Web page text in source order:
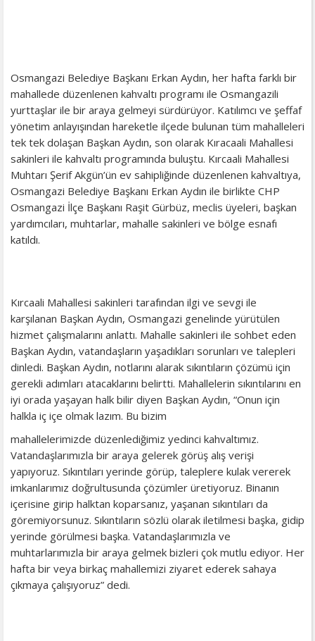
Osmangazi Belediye Başkanı Erkan Aydın, her hafta farklı bir
mahallede düzenlenen kahvaltı programı ile Osmangazili
yurttaşlar ile bir araya gelmeyi sürdürüyor. Katılımcı ve şeffaf
yönetim anlayışından hareketle ilçede bulunan tüm mahalleleri
tek tek dolaşan Başkan Aydın, son olarak Kıracaali Mahallesi
sakinleri ile kahvaltı programında buluştu. Kırcaali Mahallesi
Muhtarı Şerif Akgün’ün ev sahipliğinde düzenlenen kahvaltıya,
Osmangazi Belediye Başkanı Erkan Aydın ile birlikte CHP
Osmangazi İlçe Başkanı Raşit Gürbüz, meclis üyeleri, başkan
yardımcıları, muhtarlar, mahalle sakinleri ve bölge esnafı
katıldı.
Kırcaali Mahallesi sakinleri tarafından ilgi ve sevgi ile
karşılanan Başkan Aydın, Osmangazi genelinde yürütülen
hizmet çalışmalarını anlattı. Mahalle sakinleri ile sohbet eden
Başkan Aydın, vatandaşların yaşadıkları sorunları ve talepleri
dinledi. Başkan Aydın, notlarını alarak sıkıntıların çözümü için
gerekli adımları atacaklarını belirtti. Mahallelerin sıkıntılarını en
iyi orada yaşayan halk bilir diyen Başkan Aydın, “Onun için
halkla iç içe olmak lazım. Bu bizim
mahallelerimizde düzenlediğimiz yedinci kahvaltımız.
Vatandaşlarımızla bir araya gelerek görüş alış verişi
yapıyoruz. Sıkıntıları yerinde görüp, taleplere kulak vererek
imkanlarımız doğrultusunda çözümler üretiyoruz. Binanın
içerisine girip halktan koparsanız, yaşanan sıkıntıları da
göremiyorsunuz. Sıkıntıların sözlü olarak iletilmesi başka, gidip
yerinde görülmesi başka. Vatandaşlarımızla ve
muhtarlarımızla bir araya gelmek bizleri çok mutlu ediyor. Her
hafta bir veya birkaç mahallemizi ziyaret ederek sahaya
çıkmaya çalışıyoruz” dedi.